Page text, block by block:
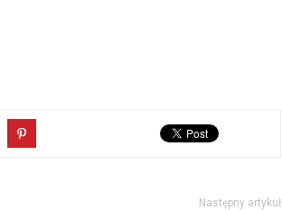
Następny artykuł